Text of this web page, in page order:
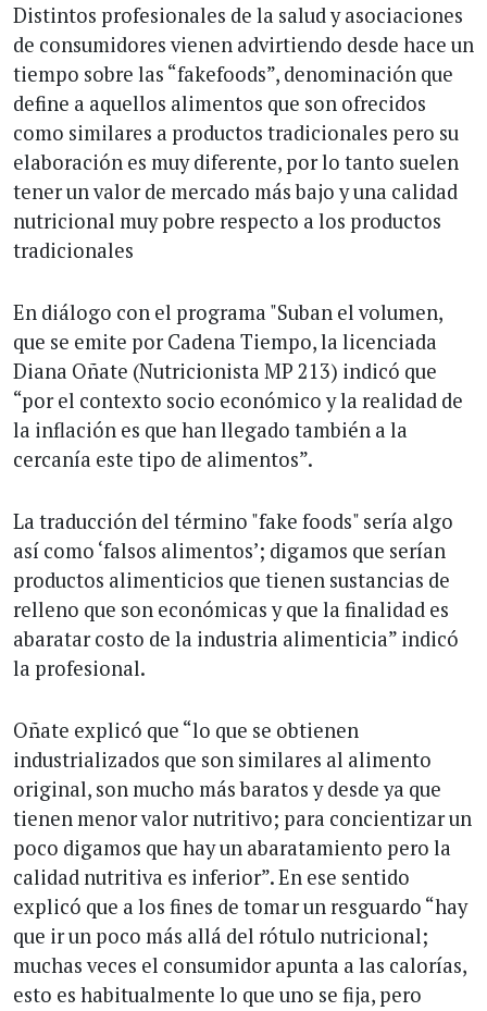
Distintos profesionales de la salud y asociaciones
de consumidores vienen advirtiendo desde hace un
tiempo sobre las “fakefoods”, denominación que
define a aquellos alimentos que son ofrecidos
como similares a productos tradicionales pero su
elaboración es muy diferente, por lo tanto suelen
tener un valor de mercado más bajo y una calidad
nutricional muy pobre respecto a los productos
tradicionales
En diálogo con el programa "Suban el volumen,
que se emite por Cadena Tiempo, la licenciada
Diana Oñate (Nutricionista MP 213) indicó que
“por el contexto socio económico y la realidad de
la inflación es que han llegado también a la
cercanía este tipo de alimentos”.
La traducción del término "fake foods" sería algo
así como ‘falsos alimentos’; digamos que serían
productos alimenticios que tienen sustancias de
relleno que son económicas y que la finalidad es
abaratar costo de la industria alimenticia” indicó
la profesional.
Oñate explicó que “lo que se obtienen
industrializados que son similares al alimento
original, son mucho más baratos y desde ya que
tienen menor valor nutritivo; para concientizar un
poco digamos que hay un abaratamiento pero la
calidad nutritiva es inferior”. En ese sentido
explicó que a los fines de tomar un resguardo “hay
que ir un poco más allá del rótulo nutricional;
muchas veces el consumidor apunta a las calorías,
esto es habitualmente lo que uno se fija, pero